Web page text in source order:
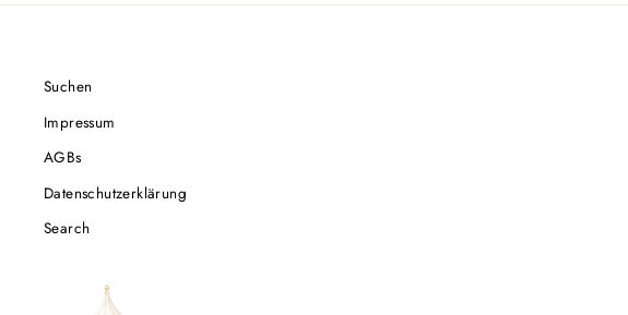
Suchen
Impressum
AGBs
Datenschutzerklärung
Search